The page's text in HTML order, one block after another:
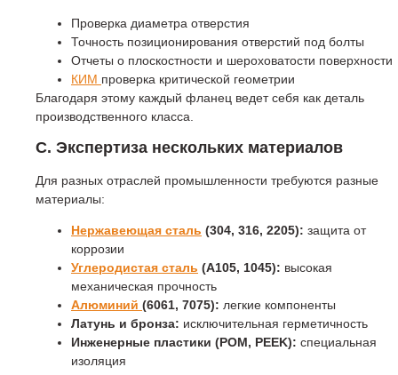
Проверка диаметра отверстия
Точность позиционирования отверстий под болты
Отчеты о плоскостности и шероховатости поверхности
КИМ проверка критической геометрии
Благодаря этому каждый фланец ведет себя как деталь
производственного класса.
C. Экспертиза нескольких материалов
Для разных отраслей промышленности требуются разные
материалы:
Нержавеющая сталь (304, 316, 2205): защита от
коррозии
Углеродистая сталь (A105, 1045): высокая
механическая прочность
Алюминий (6061, 7075): легкие компоненты
Латунь и бронза: исключительная герметичность
Инженерные пластики (POM, PEEK): специальная
изоляция